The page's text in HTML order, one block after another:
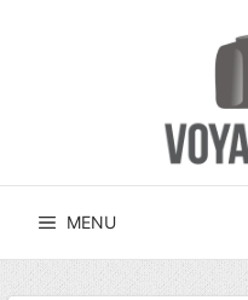
MENU